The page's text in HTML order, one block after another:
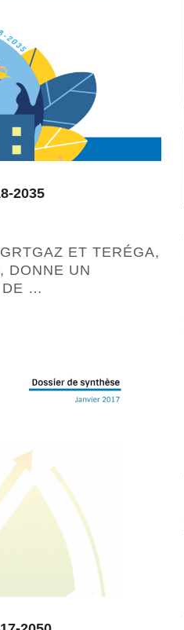
2035
ET TERÉGA,
DONNE UN
DE …